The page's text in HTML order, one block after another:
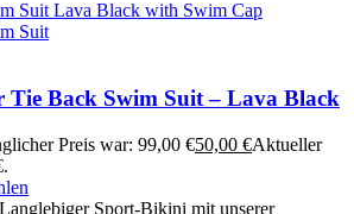
Tie Back Swim Suit – Lava Black
Preis war: 99,00 €50,00 €Aktueller
Sport-Bikini mit unserer